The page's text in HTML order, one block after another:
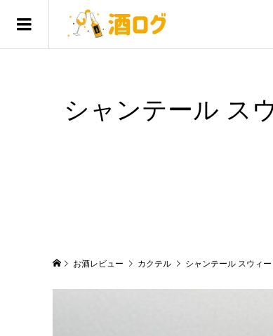
シャンテール ス
お酒レビュー カクテル シャンテール スウィ